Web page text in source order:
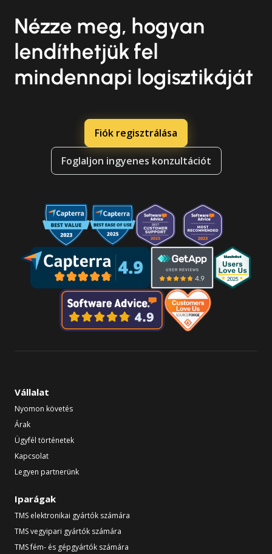
Nézze meg, hogyan
lendíthetjük fel
mindennapi logisztikáját
Fiók regisztrálása
Foglaljon ingyenes konzultációt
Vállalat
Nyomon követés
Árak
Ügyfél történetek
Kapcsolat
Legyen partnerünk
Iparágak
TMS elektronikai gyártók számára
TMS vegyipari gyártók számára
TMS fém- és gépgyártók számára